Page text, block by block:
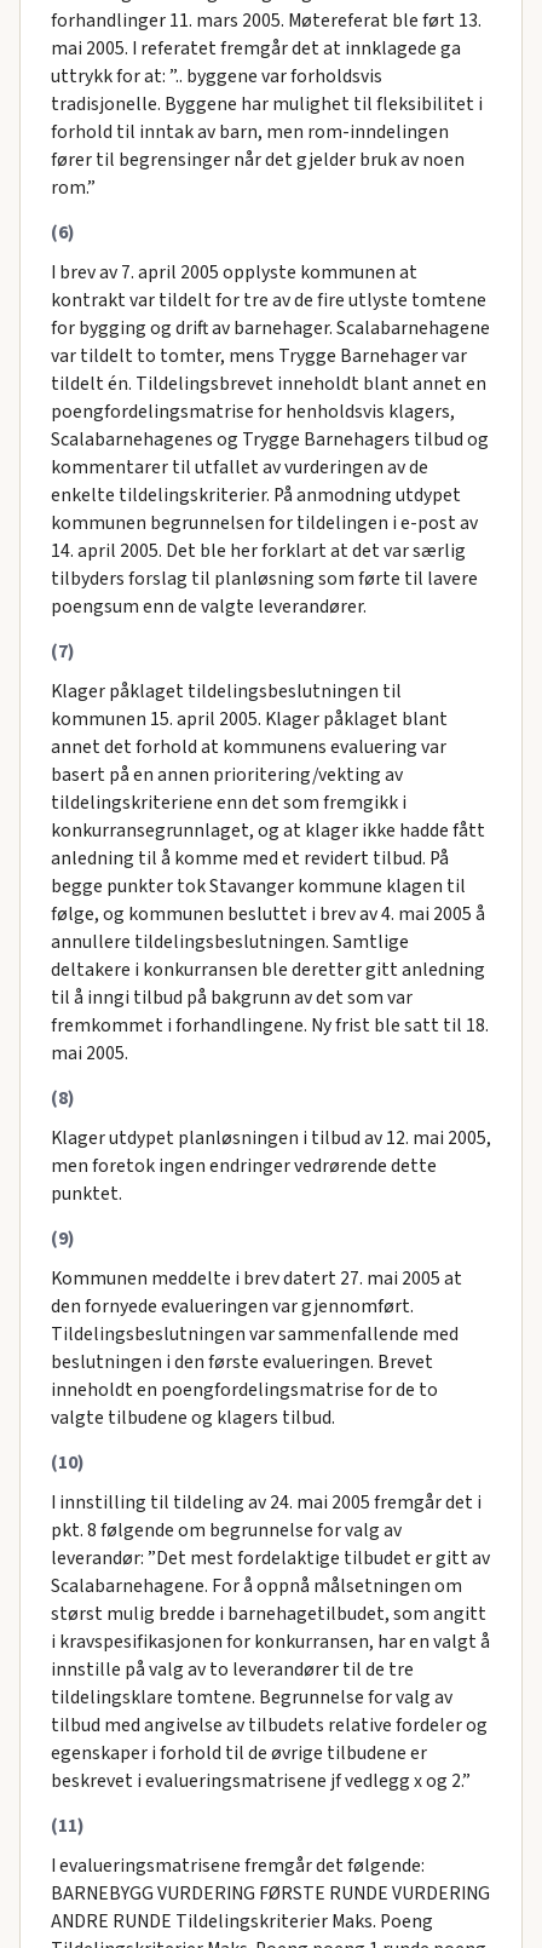
forhandlinger 11. mars 2005. Møtereferat ble ført 13.
mai 2005. I referatet fremgår det at innklagede ga
uttrykk for at: ”.. byggene var forholdsvis
tradisjonelle. Byggene har mulighet til fleksibilitet i
forhold til inntak av barn, men rom-inndelingen
fører til begrensinger når det gjelder bruk av noen
rom.”
(6)
I brev av 7. april 2005 opplyste kommunen at
kontrakt var tildelt for tre av de fire utlyste tomtene
for bygging og drift av barnehager. Scalabarnehagene
var tildelt to tomter, mens Trygge Barnehager var
tildelt én. Tildelingsbrevet inneholdt blant annet en
poengfordelingsmatrise for henholdsvis klagers,
Scalabarnehagenes og Trygge Barnehagers tilbud og
kommentarer til utfallet av vurderingen av de
enkelte tildelingskriterier. På anmodning utdypet
kommunen begrunnelsen for tildelingen i e-post av
14. april 2005. Det ble her forklart at det var særlig
tilbyders forslag til planløsning som førte til lavere
poengsum enn de valgte leverandører.
(7)
Klager påklaget tildelingsbeslutningen til
kommunen 15. april 2005. Klager påklaget blant
annet det forhold at kommunens evaluering var
basert på en annen prioritering/vekting av
tildelingskriteriene enn det som fremgikk i
konkurransegrunnlaget, og at klager ikke hadde fått
anledning til å komme med et revidert tilbud. På
begge punkter tok Stavanger kommune klagen til
følge, og kommunen besluttet i brev av 4. mai 2005 å
annullere tildelingsbeslutningen. Samtlige
deltakere i konkurransen ble deretter gitt anledning
til å inngi tilbud på bakgrunn av det som var
fremkommet i forhandlingene. Ny frist ble satt til 18.
mai 2005.
(8)
Klager utdypet planløsningen i tilbud av 12. mai 2005,
men foretok ingen endringer vedrørende dette
punktet.
(9)
Kommunen meddelte i brev datert 27. mai 2005 at
den fornyede evalueringen var gjennomført.
Tildelingsbeslutningen var sammenfallende med
beslutningen i den første evalueringen. Brevet
inneholdt en poengfordelingsmatrise for de to
valgte tilbudene og klagers tilbud.
(10)
I innstilling til tildeling av 24. mai 2005 fremgår det i
pkt. 8 følgende om begrunnelse for valg av
leverandør: ”Det mest fordelaktige tilbudet er gitt av
Scalabarnehagene. For å oppnå målsetningen om
størst mulig bredde i barnehagetilbudet, som angitt
i kravspesifikasjonen for konkurransen, har en valgt å
innstille på valg av to leverandører til de tre
tildelingsklare tomtene. Begrunnelse for valg av
tilbud med angivelse av tilbudets relative fordeler og
egenskaper i forhold til de øvrige tilbudene er
beskrevet i evalueringsmatrisene jf vedlegg x og 2.”
(11)
I evalueringsmatrisene fremgår det følgende:
BARNEBYGG VURDERING FØRSTE RUNDE VURDERING
ANDRE RUNDE Tildelingskriterier Maks. Poeng